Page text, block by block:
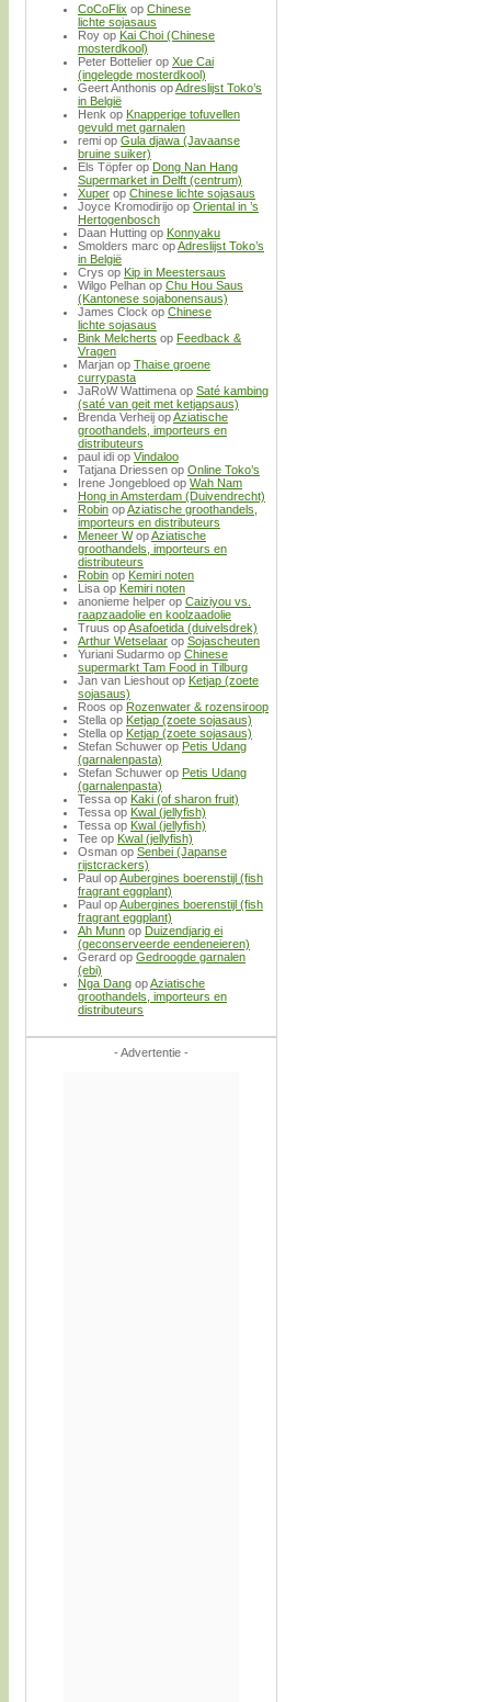
CoCoFlix op Chinese
lichte sojasaus
Roy op Kai Choi (Chinese
mosterdkool)
Peter Bottelier op Xue Cai
(ingelegde mosterdkool)
Geert Anthonis opAdreslijst Toko’s
in België
Henk op Knapperige tofuvellen
gevuld met garnalen
remi op Gula djawa (Javaanse
bruine suiker)
Els Töpfer op Dong Nan Hang
Supermarket in Delft (centrum)
Xuper op Chinese lichte sojasaus
Joyce Kromodirijo op Oriental in ’s
Hertogenbosch
Daan Hutting op Konnyaku
Smolders marc opAdreslijst Toko’s
in België
Crys op Kip in Meestersaus
Wilgo Pelhan op Chu Hou Saus
(Kantonese sojabonensaus)
James Clock op Chinese
lichte sojasaus
Bink Melcherts op Feedback &
Vragen
Marjan op Thaise groene
currypasta
JaRoW Wattimena op Saté kambing
(saté van geit met ketjapsaus)
Brenda Verheij opAziatische
groothandels, importeurs en
distributeurs
paul idi op Vindaloo
Tatjana Driessen op Online Toko’s
Irene Jongebloed op Wah Nam
Hong in Amsterdam (Duivendrecht)
Robin opAziatische groothandels,
importeurs en distributeurs
Meneer WopAziatische
groothandels, importeurs en
distributeurs
Robin op Kemiri noten
Lisa op Kemiri noten
anonieme helper op Caiziyou vs.
raapzaadolie en koolzaadolie
Truus opAsafoetida (duivelsdrek)
Arthur Wetselaar op Sojascheuten
Yuriani Sudarmo op Chinese
supermarkt Tam Food in Tilburg
Jan van Lieshout op Ketjap (zoete
sojasaus)
Roos op Rozenwater & rozensiroop
Stella op Ketjap (zoete sojasaus)
Stella op Ketjap (zoete sojasaus)
Stefan Schuwer op Petis Udang
(garnalenpasta)
Stefan Schuwer op Petis Udang
(garnalenpasta)
Tessa op Kaki (of sharon fruit)
Tessa op Kwal (jellyfish)
Tessa op Kwal (jellyfish)
Tee op Kwal (jellyfish)
Osman op Senbei (Japanse
rijstcrackers)
Paul opAubergines boerenstijl (fish
fragrant eggplant)
Paul opAubergines boerenstijl (fish
fragrant eggplant)
Ah Munn op Duizendjarig ei
(geconserveerde eendeneieren)
Gerard op Gedroogde garnalen
(ebi)
Nga Dang opAziatische
groothandels, importeurs en
distributeurs
- Advertentie -